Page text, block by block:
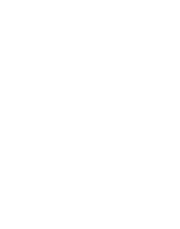
& ORGANISASI PERS UNTUK